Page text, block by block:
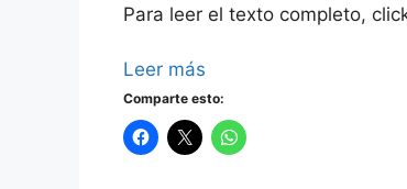
Para leer el texto completo,
Leer más
Comparte esto: